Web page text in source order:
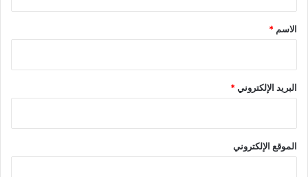
*
الاسم *
البريد الإلكتروني*
الموقع الإلكتروني